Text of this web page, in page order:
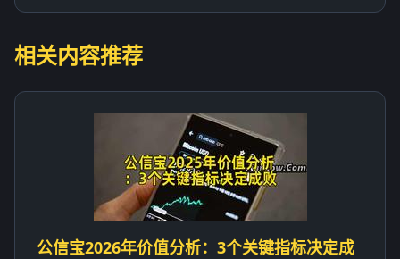
相关内容推荐
公信宝2026年价值分析：3个关键指标决定成